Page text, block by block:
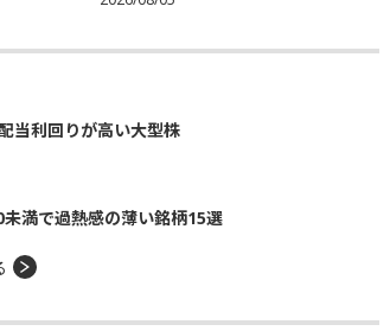
当利回りが高い大型株
満で過熱感の薄い銘柄15選